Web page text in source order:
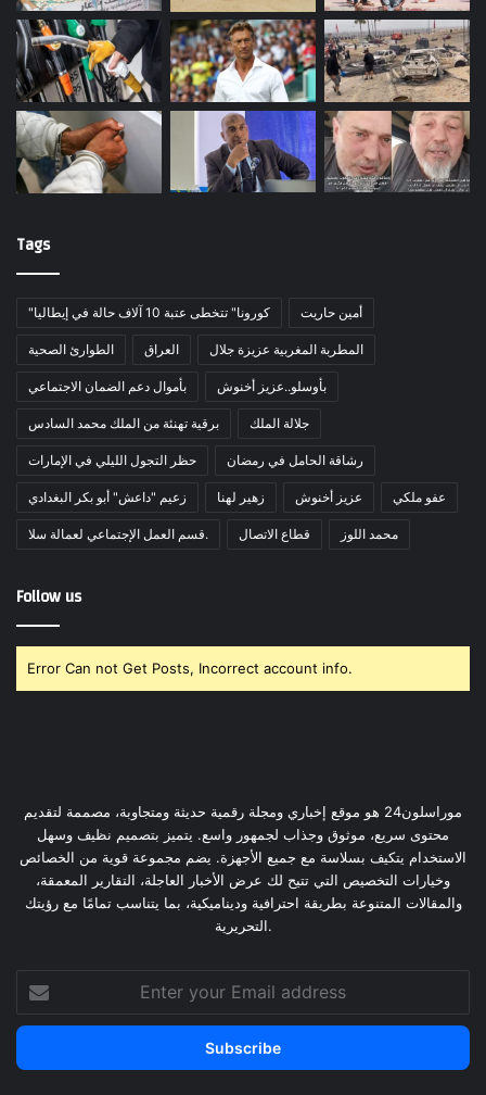
Tags
"كورونا" تتخطى عتبة 10 آلاف حالة في إيطاليا أمين حاريت
الطوارئ الصحية العراق المطربة المغربية عزيزة جلال
بأموال دعم الضمان الاجتماعي بأوسلو..عزيز أخنوش
برقية تهنئة من الملك محمد السادس جلالة الملك
حظر التجول الليلي في الإمارات رشاقة الحامل في رمضان
زعيم "داعش" أبو بكر البغدادي زهير لهنا عزيز أخنوش عفو ملكي
قسم العمل الإجتماعي لعمالة سلا. قطاع الاتصال محمد اللوز
Follow us
Error Can not Get Posts, Incorrect account info.
موراسلون24 هو موقع إخباري ومجلة رقمية حديثة ومتجاوبة، مصممة لتقديم
محتوى سريع، موثوق وجذاب لجمهور واسع. يتميز بتصميم نظيف وسهل
الاستخدام يتكيف بسلاسة مع جميع الأجهزة. يضم مجموعة قوية من الخصائص
وخيارات التخصيص التي تتيح لك عرض الأخبار العاجلة، التقارير المعمقة،
والمقالات المتنوعة بطريقة احترافية وديناميكية، بما يتناسب تمامًا مع رؤيتك
التحريرية.
Enter
your
Email